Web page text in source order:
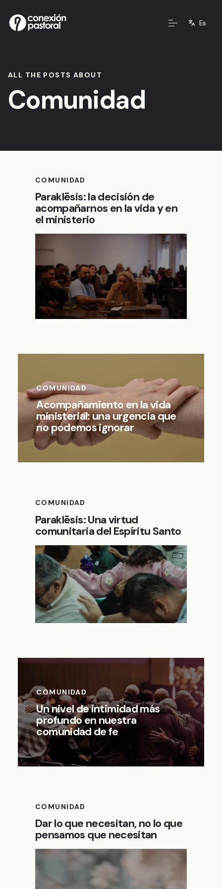
Es
ALL THE POSTS ABOUT
Comunidad
COMUNIDAD
Paraklēsis: la decisión de
acompañarnos en la vida y en
el ministerio
COMUNIDAD
Acompañamiento en la vida
ministerial: una urgencia que
no podemos ignorar
COMUNIDAD
Paraklēsis: Una virtud
comunitaria del Espíritu Santo
COMUNIDAD
Un nivel de intimidad más
profundo en nuestra
comunidad de fe
COMUNIDAD
Dar lo que necesitan, no lo que
pensamos que necesitan